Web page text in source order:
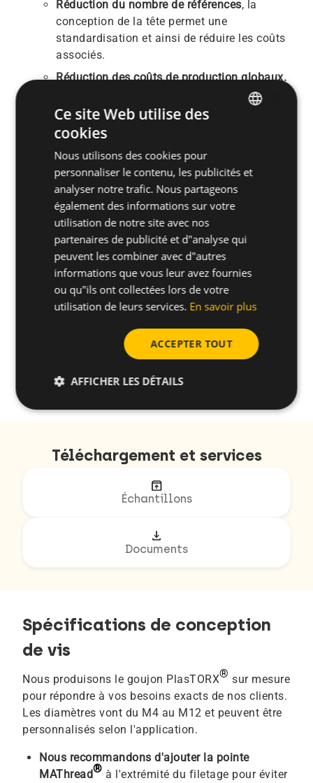
Réduction du nombre de références, la
conception de la tête permet une
standardisation et ainsi de réduire les coûts
associés.
Réduction des coûts de production globaux.
Besoin d'entrer en contact? Contactez-nous pour
Contactez-nous
Téléchargement et services
unarchive
Échantillons
download
Documents
Spécifications de conception
de vis
Nous produisons le goujon PlasTORX® sur mesure
pour répondre à vos besoins exacts de nos clients.
Les diamètres vont du M4 au M12 et peuvent être
personnalisés selon l'application.
Nous recommandons d'ajouter la pointe
MAThread® à l'extrémité du filetage pour éviter
Ce site Web utilise des
cookies
Nous utilisons des cookies pour
personnaliser le contenu, les publicités et
analyser notre trafic. Nous partageons
également des informations sur votre
utilisation de notre site avec nos
partenaires de publicité et d"analyse qui
peuvent les combiner avec d"autres
informations que vous leur avez fournies
ou qu"ils ont collectées lors de votre
utilisation de leurs services. En savoir plus
ACCEPTER TOUT
AFFICHER LES DÉTAILS